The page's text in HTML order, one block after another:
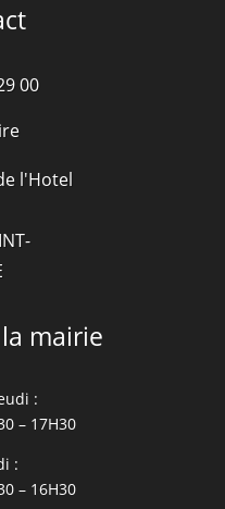
00
l'Hotel
mairie
:
– 17H30
:
– 16H30